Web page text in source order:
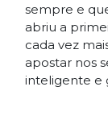
sempre e
abriu a
cada vez
apostar nos
inteligente e